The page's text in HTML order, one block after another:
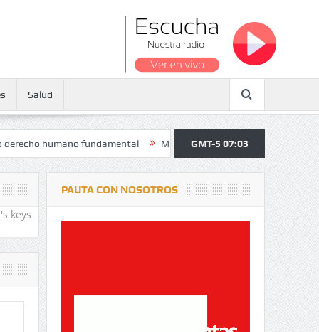
Salud
fundamental Maratón atendió a más de 38.000 jóvenes y
GMT-5 07:03
keys
PAUTA CON NOSOTROS